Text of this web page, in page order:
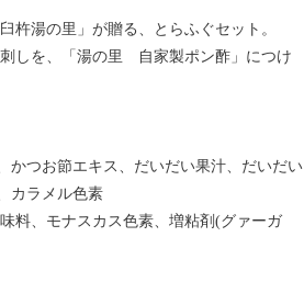
杵湯の里」が贈る、とらふぐセット。
しを、「湯の里 自家製ポン酢」につけ
かつお節エキス、だいだい果汁、だいだい
カラメル色素
料、モナスカス色素、増粘剤(グァーガ